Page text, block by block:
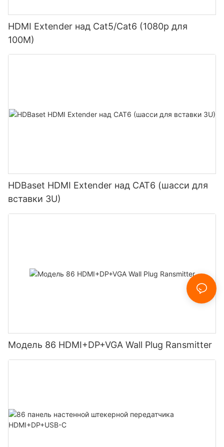
HDMI Extender над Cat5/Cat6 (1080p для
100M)
HDBaset HDMI Extender над CAT6 (шасси для
вставки 3U)
Модель 86 HDMI+DP+VGA Wall Plug Ransmitter